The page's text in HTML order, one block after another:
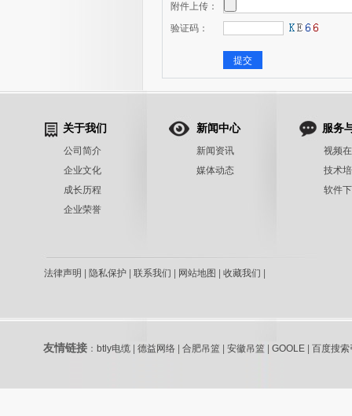
附件上传：
验证码：
关于我们
公司简介
企业文化
成长历程
企业荣誉
新闻中心
新闻资讯
媒体动态
服务
视频
技术
软件
法律声明 隐私保护| 联系我们 网站地图 收藏我们
友情链接 ： btly电缆 德益网络 合肥吊篮 安徽吊篮 GOOLE 百度搜索